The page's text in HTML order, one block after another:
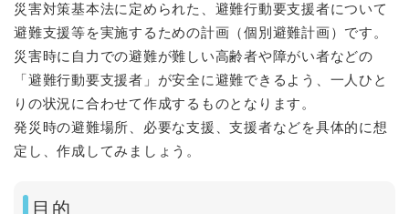
災害対策基本法に定められた、避難行動要支援者について
避難支援等を実施するための計画（個別避難計画）です。
災害時に自力での避難が難しい高齢者や障がい者などの
「避難行動要支援者」が安全に避難できるよう、一人ひと
りの状況に合わせて作成するものとなります。
発災時の避難場所、必要な支援、支援者などを具体的に想
定し、作成してみましょう。
目的